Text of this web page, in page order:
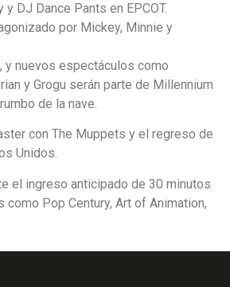
DJ Dance Pants en EPCOT.
por Mickey, Minnie y
y nuevos espectáculos como
y Grogu serán parte de Millennium
de la nave.
con The Muppets y el regreso de
Unidos.
el ingreso anticipado de 30 minutos
Pop Century, Art of Animation,